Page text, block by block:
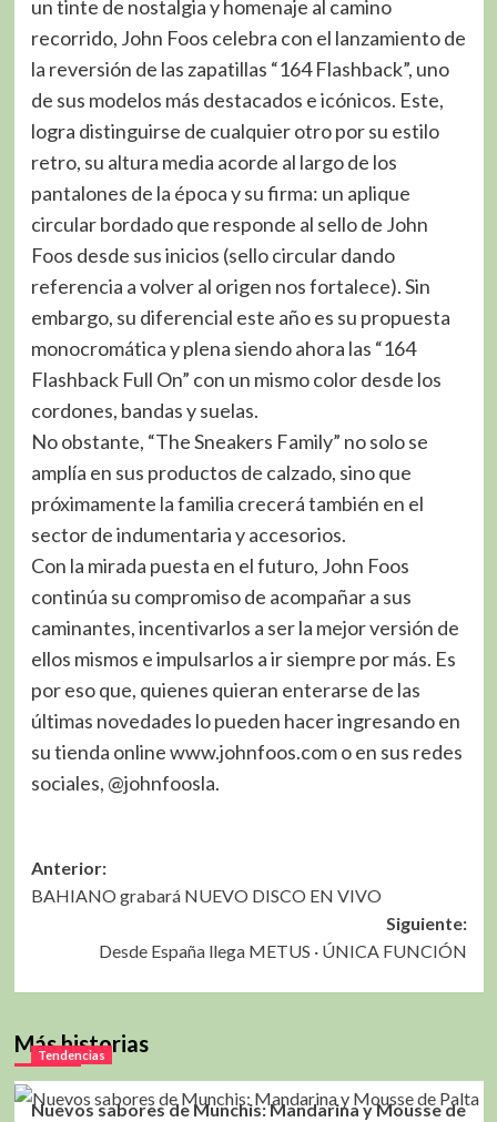
un tinte de nostalgia y homenaje al camino
recorrido, John Foos celebra con el lanzamiento de
la reversión de las zapatillas “164 Flashback”, uno
de sus modelos más destacados e icónicos. Este,
logra distinguirse de cualquier otro por su estilo
retro, su altura media acorde al largo de los
pantalones de la época y su firma: un aplique
circular bordado que responde al sello de John
Foos desde sus inicios (sello circular dando
referencia a volver al origen nos fortalece). Sin
embargo, su diferencial este año es su propuesta
monocromática y plena siendo ahora las “164
Flashback Full On” con un mismo color desde los
cordones, bandas y suelas.
No obstante, “The Sneakers Family” no solo se
amplía en sus productos de calzado, sino que
próximamente la familia crecerá también en el
sector de indumentaria y accesorios.
Con la mirada puesta en el futuro, John Foos
continúa su compromiso de acompañar a sus
caminantes, incentivarlos a ser la mejor versión de
ellos mismos e impulsarlos a ir siempre por más. Es
por eso que, quienes quieran enterarse de las
últimas novedades lo pueden hacer ingresando en
su tienda online www.johnfoos.com o en sus redes
sociales, @johnfoosla.
Navegación
de
entradas
Anterior:
BAHIANO grabará NUEVO DISCO EN VIVO
Siguiente:
Desde España llega METUS · ÚNICA FUNCIÓN
Más historias
Tendencias
Nuevos sabores de Munchis: Mandarina y Mousse de